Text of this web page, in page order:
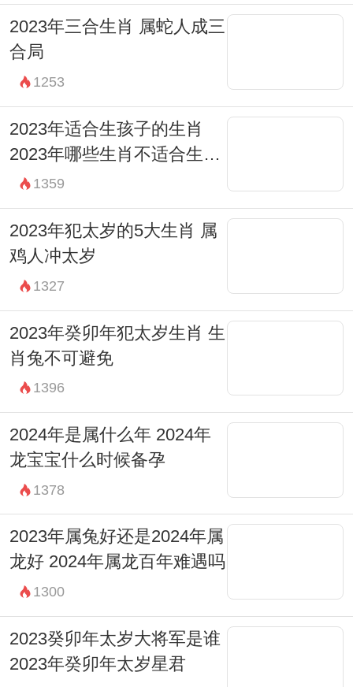
2023年三合生肖 属蛇人成三
合局
1253
2023年适合生孩子的生肖
2023年哪些生肖不适合生孩
子 1359
2023年犯太岁的5大生肖 属
鸡人冲太岁
1327
2023年癸卯年犯太岁生肖 生
肖兔不可避免
1396
2024年是属什么年 2024年
龙宝宝什么时候备孕
1378
2023年属兔好还是2024年属
龙好 2024年属龙百年难遇吗
1300
2023癸卯年太岁大将军是谁
2023年癸卯年太岁星君